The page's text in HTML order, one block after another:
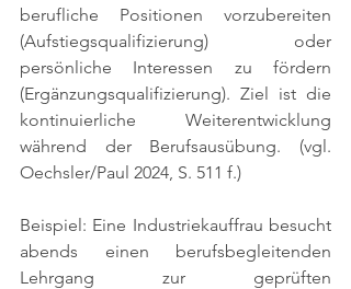
berufliche Positionen vorzubereiten
(Aufstiegsqualifizierung) oder
persönliche Interessen zu fördern
(Ergänzungsqualifizierung). Ziel ist die
kontinuierliche Weiterentwicklung
während der Berufsausübung. (vgl.
Oechsler/Paul 2024, S. 511 f.)
Beispiel: Eine Industriekauffrau besucht
abends einen berufsbegleitenden
Lehrgang zur geprüften